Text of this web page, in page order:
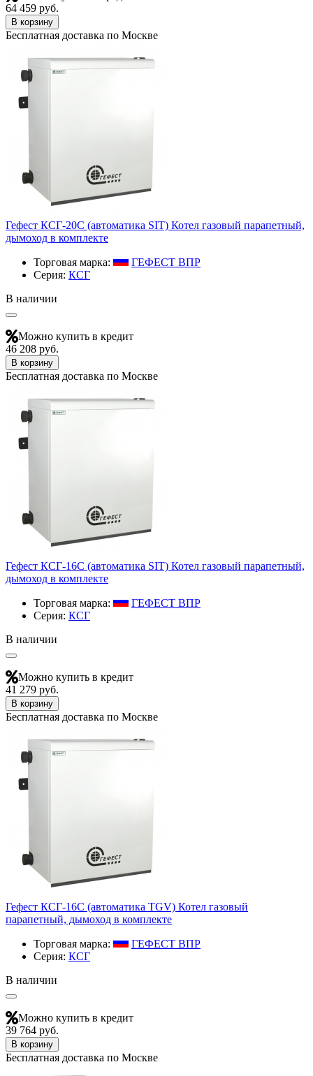
64 459 руб.
В корзину
Бесплатная доставка по Москве
Гефест КСГ-20С (автоматика SIT) Котел газовый парапетный,
дымоход в комплекте
Торговая марка:
ГЕФЕСТ ВПР
Серия: КСГ
В наличии
Можно купить в кредит
46 208 руб.
В корзину
Бесплатная доставка по Москве
Гефест КСГ-16С (автоматика SIT) Котел газовый парапетный,
дымоход в комплекте
Торговая марка:
ГЕФЕСТ ВПР
Серия: КСГ
В наличии
Можно купить в кредит
41 279 руб.
В корзину
Бесплатная доставка по Москве
Гефест КСГ-16С (автоматика TGV) Котел газовый
парапетный, дымоход в комплекте
Торговая марка:
ГЕФЕСТ ВПР
Серия: КСГ
В наличии
Можно купить в кредит
39 764 руб.
В корзину
Бесплатная доставка по Москве